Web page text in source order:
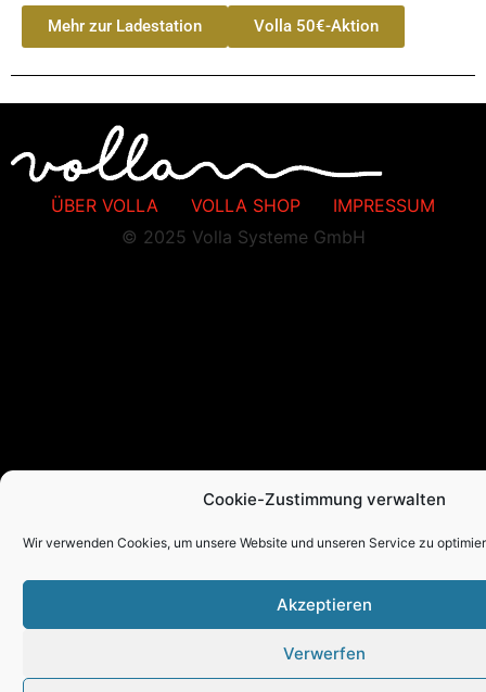
Cookie-Zustimmung verwalten
Wir verwenden Cookies, um unsere Website und unseren Service zu
Akzeptieren
Verwerfen
Mehr zur Ladestation Volla 50€-Aktion
ÜBER VOLLA VOLLA SHOP
IMPRESSUM
© 2025 Volla Systeme GmbH